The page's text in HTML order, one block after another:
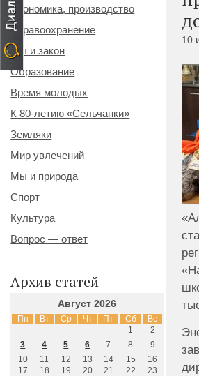
10
Экономика, производство
Здравоохранение
Мы и закон
Образование
Время молодых
К 80-летию «Сельчанки»
Земляки
Мир увлечений
Мы и природа
Спорт
Культура
Вопрос — ответ
Архив статей
Август 2026
Пн Вт Ср Чт Пт Сб Вс
1
2
3
4 5 6 7 8
9
10
11 12 13 14 15
16
17
18 19 20 21 22
23